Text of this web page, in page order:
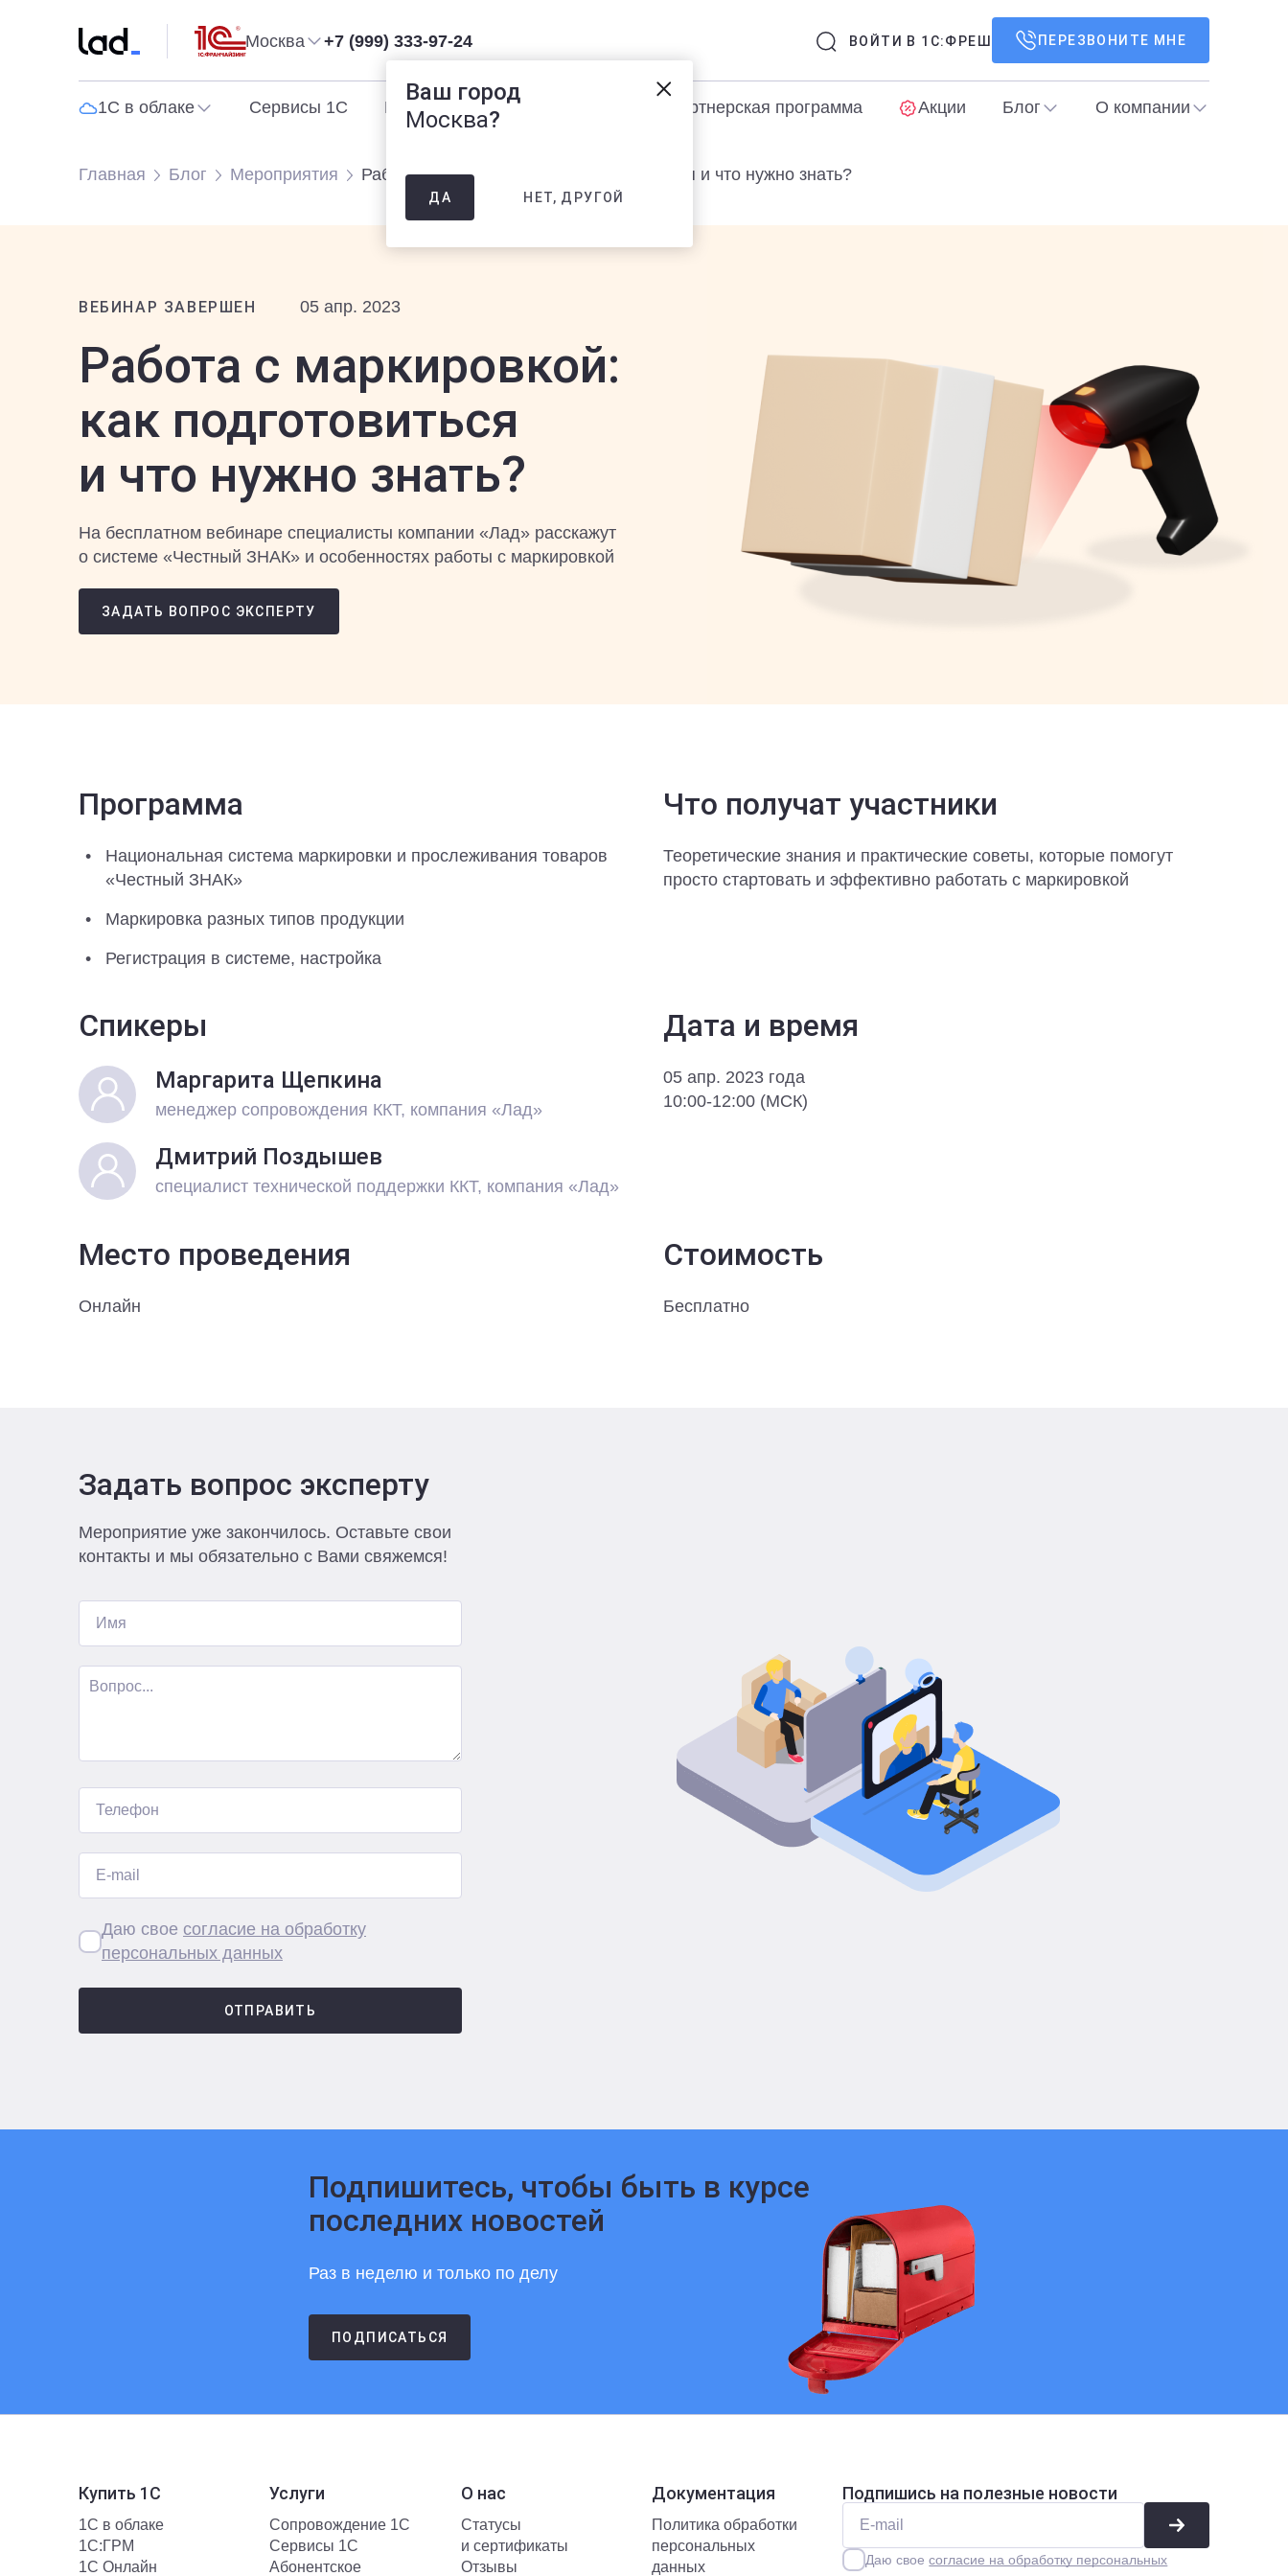
Москва +7 (999) 333-97-24 ВОЙТИ В 1С:ФРЕШ ПЕРЕЗВОНИТЕ МНЕ
1С в облаке Сервисы 1С Программы 1С Партнерская программа Акции Блог О компании
Главная Блог Мероприятия Работа с маркировкой: как подготовиться и что нужно знать?
ВЕБИНАР ЗАВЕРШЕН 05 апр. 2023
Работа с маркировкой:
как подготовиться
и что нужно знать?
На бесплатном вебинаре специалисты компании «Лад» расскажут
о системе «Честный ЗНАК» и особенностях работы с маркировкой
ЗАДАТЬ ВОПРОС ЭКСПЕРТУ
Программа
Национальная система маркировки и прослеживания товаров
«Честный ЗНАК»
Маркировка разных типов продукции
Регистрация в системе, настройка
Что получат участники
Теоретические знания и практические советы, которые помогут
просто стартовать и эффективно работать с маркировкой
Спикеры
Маргарита Щепкина
менеджер сопровождения ККТ, компания «Лад»
Дмитрий Поздышев
специалист технической поддержки ККТ, компания «Лад»
Дата и время
05 апр. 2023 года
10:00-12:00 (МСК)
Место проведения
Онлайн
Стоимость
Бесплатно
Задать вопрос эксперту
Мероприятие уже закончилось. Оставьте свои
контакты и мы обязательно с Вами свяжемся!
Даю свое согласие на обработку
персональных данных
ОТПРАВИТЬ
Подпишитесь, чтобы быть в курсе
последних новостей
Раз в неделю и только по делу
ПОДПИСАТЬСЯ
Подпишись на полезные новости
Даю своесогласие на обработку персональных
Купить 1С
1С в облаке
1С:ГРМ
1С Онлайн
Услуги
Сопровождение 1С
Сервисы 1С
Абонентское
О нас
Статусы
и сертификаты
Отзывы
Документация
Политика обработки
персональных
данных
Ваш город
Москва?
ДА НЕТ, ДРУГОЙ